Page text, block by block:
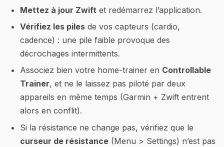
Mettez à jour Zwift et redémarrez l’application.
Vérifiez les piles de vos capteurs (cardio,
cadence) : une pile faible provoque des
décrochages intermittents.
Associez bien votre home-trainer en Controllable
Trainer, et ne le laissez pas piloté par deux
appareils en même temps (Garmin + Zwift entrent
alors en conflit).
Si la résistance ne change pas, vérifiez que le
curseur de résistance (Menu > Settings) n’est pas